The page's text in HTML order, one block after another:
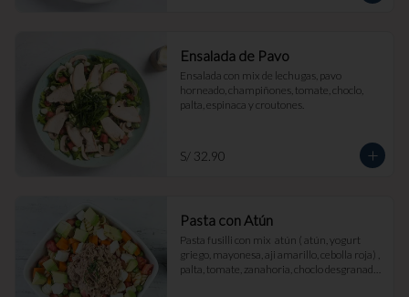
Ensalada de Pavo
Ensalada con mix de lechugas, pavo
horneado, champiñones, tomate, choclo,
palta, espinaca y croutones.
S/ 32.90
Pasta con Atún
Pasta fusilli con mix  atún ( atún, yogurt
griego, mayonesa, aji amarillo, cebolla roja) ,
palta, tomate, zanahoria, choclo desgranado